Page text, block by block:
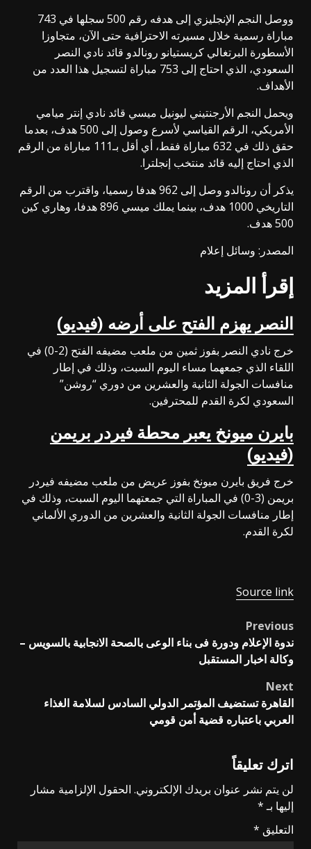
ووصل النجم الإنجليزي إلى هدفه رقم 500 سجلها في 743
مباراة رسمية خلال مسيرته الاحترافية حتى الآن، متجاوزا
الأسطورة البرتغالي كريستيانو رونالدو قائد نادي النصر
السعودي، الذي احتاج إلى 753 مباراة لتسجيل هذا العدد من
الأهداف.
ويحمل النجم الأرجنتيني ليونيل ميسي قائد نادي إنتر ميامي
الأمريكي، الرقم القياسي لأسرع وصول إلى 500 هدف، بعدما
حقق ذلك في 632 مباراة فقط، أي أقل بـ111 مباراة من الرقم
الذي احتاج إليه قائد منتخب إنجلترا.
يذكر أن رونالدو وصل إلى 962 هدفا رسميا، واقترب من الرقم
التاريخي 1000 هدف، بينما يملك ميسي 896 هدفا، وهاري كين
500 هدف.
المصدر: وسائل إعلام
إقرأ المزيد
النصر يهزم الفتح على أرضه (فيديو)
خرج نادي النصر بفوز ثمين من ملعب مضيفه الفتح (2-0) في
اللقاء الذي جمعهما مساء اليوم السبت، وذلك في إطار
منافسات الجولة الثانية والعشرين من دوري “روشن”
السعودي لكرة القدم للمحترفين.
بايرن ميونخ يعبر محطة فيردر بريمن
(فيديو)
خرج فريق بايرن ميونخ بفوز عريض من ملعب مضيفه فيردر
بريمن (3-0) في المباراة التي جمعتهما اليوم السبت، وذلك في
إطار منافسات الجولة الثانية والعشرين من الدوري الألماني
لكرة القدم.
Source link
Post
navigation
Previous
ندوة الإعلام ودورة فى بناء الوعى بالصحة الانجابية بالسويس –
وكالة اخبار المستقبل
Next
القاهرة تستضيف المؤتمر الدولي السادس لسلامة الغذاء
العربي باعتباره قضية أمن قومي
اترك تعليقاً
لن يتم نشر عنوان بريدك الإلكتروني. الحقول الإلزامية مشار
إليها بـ*
التعليق *